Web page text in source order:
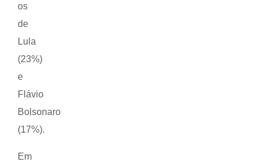
os
de
Lula
(23%)
e
Flávio
Bolsonaro
(17%).
Em